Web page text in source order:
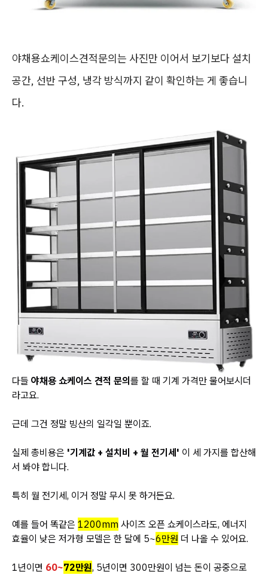
야채용쇼케이스견적문의는 사진만 이어서 보기보다 설치
공간, 선반 구성, 냉각 방식까지 같이 확인하는 게 좋습니
다.
다들 야채용 쇼케이스 견적 문의 를 할 때 기계 가격만 물어보시더
라고요.
근데 그건 정말 빙산의 일각일 뿐이죠.
실제 총비용은 '기계값 + 설치비 + 월 전기세' 이 세 가지를 합산해
서 봐야 합니다.
특히 월 전기세, 이거 정말 무시 못 하거든요.
예를 들어 똑같은 1200mm 사이즈 오픈 쇼케이스라도, 에너지
효율이 낮은 저가형 모델은 한 달에 5~6만원 더 나올 수 있어요.
1년이면 60~72만원, 5년이면 300만원이 넘는 돈이 공중으로